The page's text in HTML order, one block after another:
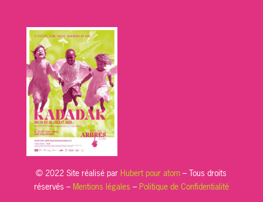
© 2022 Site réalisé par Hubert pour atom – Tous droits
réservés – Mentions légales – Politique de Confidentialité